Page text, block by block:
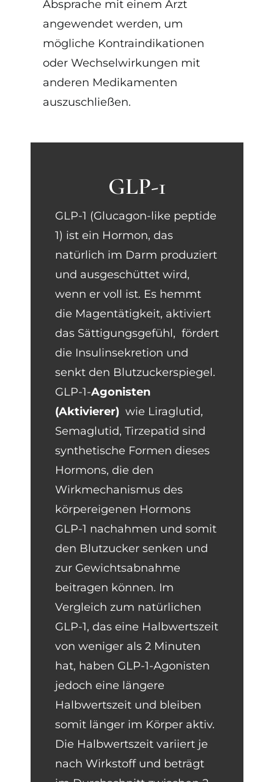
Absprache mit einem Arzt
angewendet werden, um
mögliche Kontraindikationen
oder Wechselwirkungen mit
anderen Medikamenten
auszuschließen.
GLP-1
GLP-1 (Glucagon-like peptide
1) ist ein Hormon, das
natürlich im Darm produziert
und ausgeschüttet wird,
wenn er voll ist. Es hemmt
die Magentätigkeit, aktiviert
das Sättigungsgefühl, fördert
die Insulinsekretion und
senkt den Blutzuckerspiegel.
GLP-1-Agonisten
(Aktivierer) wie Liraglutid,
Semaglutid, Tirzepatid sind
synthetische Formen dieses
Hormons, die den
Wirkmechanismus des
körpereigenen Hormons
GLP-1 nachahmen und somit
den Blutzucker senken und
zur Gewichtsabnahme
beitragen können. Im
Vergleich zum natürlichen
GLP-1, das eine Halbwertszeit
von weniger als 2 Minuten
hat, haben GLP-1-Agonisten
jedoch eine längere
Halbwertszeit und bleiben
somit länger im Körper aktiv.
Die Halbwertszeit variiert je
nach Wirkstoff und beträgt